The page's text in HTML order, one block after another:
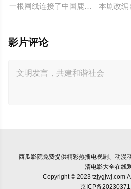
一根网线连接了中国鹿鸣村和英国
本剧改编
影片评论
西瓜影院免费提供精彩热播电视剧、动漫
清电影大全在线
Copyright © 2023 tzjygjwj.com
京ICP备